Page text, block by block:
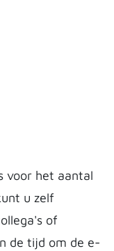
voor het aantal
u zelf
of
de tijd om de e-